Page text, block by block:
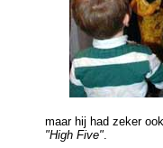
maar hij had zeker
"High Five".